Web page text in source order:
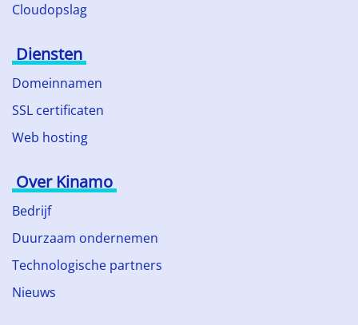
Cloudopslag
Diensten
Domeinnamen
SSL certificaten
Web hosting
Over Kinamo
Bedrijf
Duurzaam ondernemen
Technologische partners
Nieuws